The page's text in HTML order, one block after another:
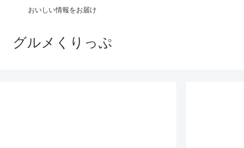
おいしい情報をお届け
グルメくりっぷ